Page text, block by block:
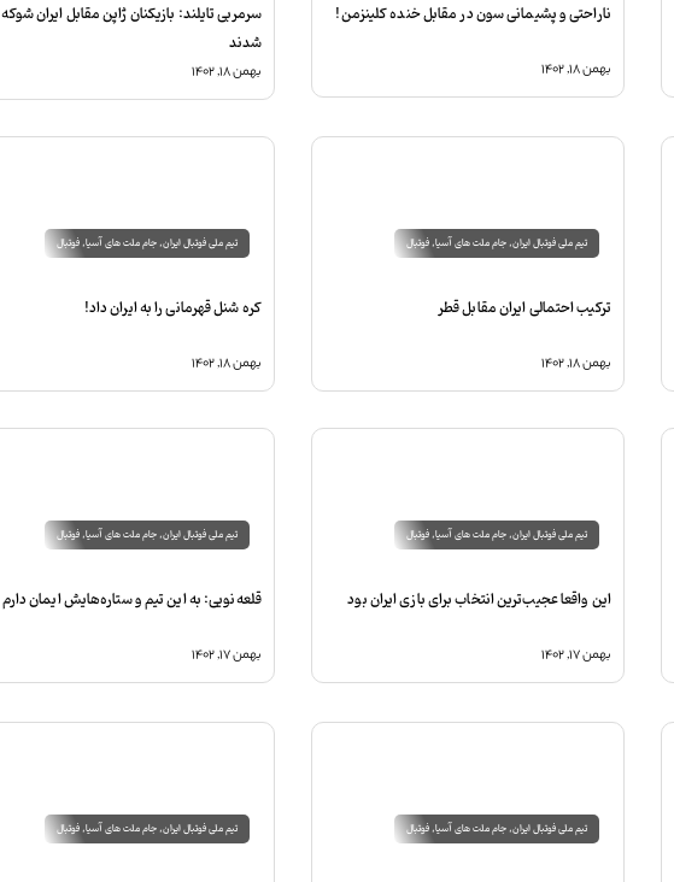
ناراحتی و پشیمانی سون در مقابل خنده کلینزمن!
بهمن ۱۸, ۱۴۰۲
سرمربی تایلند: بازیکنان ژاپن مقابل ایران شوکه
شدند
بهمن ۱۸, ۱۴۰۲
تیم ملی فوتبال ایران,جام ملت های آسیا,فوتبال
ترکیب احتمالی ایران مقابل قطر
بهمن ۱۸, ۱۴۰۲
تیم ملی فوتبال ایران,جام ملت های آسیا,فوتبال
کره شنل قهرمانی را به ایران داد!
بهمن ۱۸, ۱۴۰۲
تیم ملی فوتبال ایران,جام ملت های آسیا,فوتبال
این واقعا عجیب‌ترین انتخاب برای بازی ایران بود
بهمن ۱۷, ۱۴۰۲
تیم ملی فوتبال ایران,جام ملت های آسیا,فوتبال
قلعه‌نویی: به این تیم و ستاره‌هایش ایمان دارم
بهمن ۱۷, ۱۴۰۲
تیم ملی فوتبال ایران,جام ملت های آسیا,فوتبال تیم ملی فوتبال ایران,جام ملت های آسیا,فوتبال